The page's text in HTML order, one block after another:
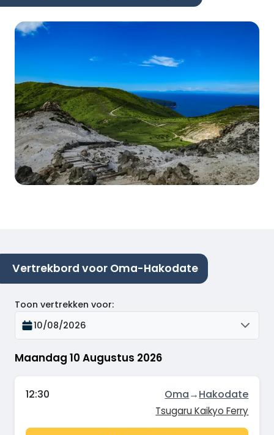
Vertrekbord voor Oma-Hakodate
Maandag 10 Augustus 2026
Toon vertrekken voor:
10/08/2026
12:30 Oma→Hakodate
Tsugaru Kaikyo Ferry